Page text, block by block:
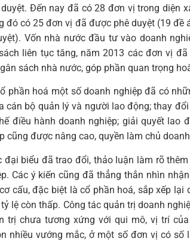
Đến nay đã có 28 đơn vị trong diện
đó có 25 đơn vị đã được phê duyệt (19 đề
Vốn nhà nước đầu tư vào doanh
liên tục tăng, năm 2013 các đơn vị
sách nhà nước, góp phần quan trọng
phần hoá một số doanh nghiệp đã có
cán bộ quản lý và người lao động; thay
điều hành doanh nghiệp; giải quyết lao
cũng được nâng cao, quyền làm chủ
đại biểu đã trao đổi, thảo luận làm rõ
Các ý kiến cũng đã thẳng thắn nhìn
cấu, đặc biệt là cổ phần hoá, sắp xếp lại
lệ còn thấp. Công tác quản trị doanh
trị chưa tương xứng với qui mô, vị trí
nhiều vướng mắc, ở một số đơn vị có